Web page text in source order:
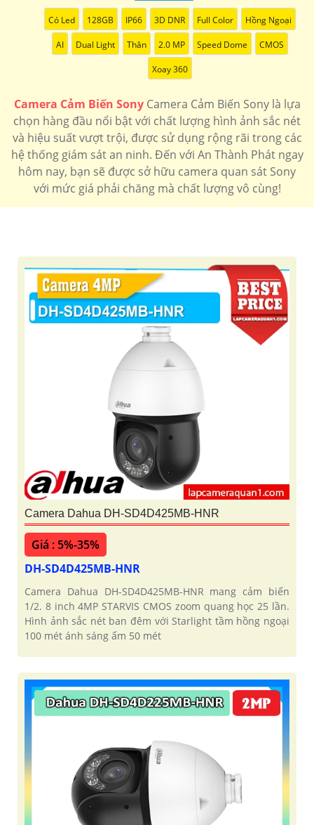
Có Led 128GB IP66 3D DNR Full Color Hồng Ngoại
AI Dual Light Thân 2.0 MP Speed Dome CMOS
Xoay 360
Camera Cảm Biến SonyCamera Cảm Biến Sony là lựa
chọn hàng đầu nổi bật với chất lượng hình ảnh sắc nét
và hiệu suất vượt trội, được sử dụng rộng rãi trong các
hệ thống giám sát an ninh. Đến với An Thành Phát ngay
hôm nay, bạn sẽ được sở hữu camera quan sát Sony
với mức giá phải chăng mà chất lượng vô cùng!
Camera Dahua DH-SD4D425MB-HNR
Giá : 5%-35%
DH-SD4D425MB-HNR
Camera Dahua DH-SD4D425MB-HNR mang cảm biến
1/2. 8 inch 4MP STARVIS CMOS zoom quang học 25 lần.
Hình ảnh sắc nét ban đêm với Starlight tầm hồng ngoại
100 mét ánh sáng ấm 50 mét